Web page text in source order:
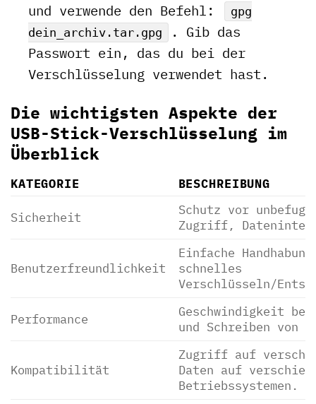
und verwende den Befehl:
gpg
dein_archiv.tar.gpg
. Gib das
Passwort ein, das du bei der
Verschlüsselung verwendet hast.
Die wichtigsten Aspekte der
USB-Stick-Verschlüsselung im
Überblick
KATEGORIE BESCHREIBUNG
Sicherheit
Schutz vor
Zugriff,
Benutzerfreundlichkeit
Einfache
schnelles
Verschlüsseln/
Performance
Geschwindigkeit
und Schreiben von
Kompatibilität
Zugriff auf
Daten auf
Betriebssystemen.